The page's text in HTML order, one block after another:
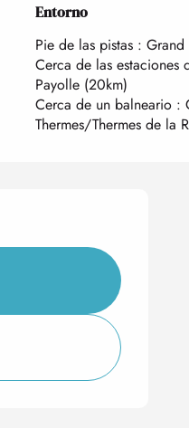
Entorno
Entorno
Pie de las pistas : Grand
Cerca de las estaciones
Payolle (20km)
Cerca de un balneario :
Thermes/Thermes de la